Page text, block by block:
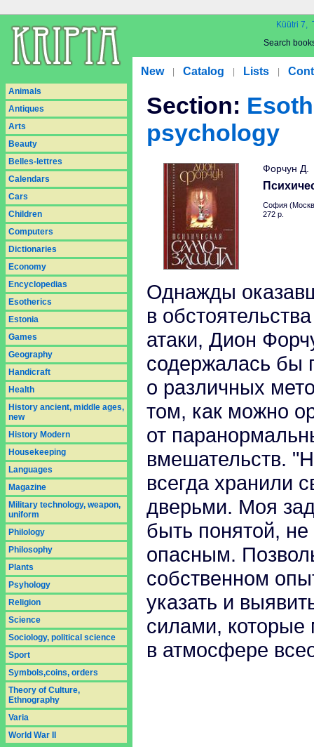
Küütri 7,
Search
New Catalog Lists
Animals
Antiques
Arts
Beauty
Belles-lettres
Calendars
Cars
Children
Computers
Dictionaries
Economy
Encyclopedias
Esotherics
Estonia
Games
Geography
Handicraft
Health
History ancient, middle ages,
new
History Modern
Housekeeping
Languages
Magazine
Military technology, weapon,
uniform
Philology
Philosophy
Plants
Psyhology
Religion
Science
Sociology, political science
Sport
Symbols,coins, orders
Theory of Culture,
Ethnography
Varia
World War II
Section:
psychology
Форчун Д.
София
272 p.
Однажды
в
атаки, Дион
содержалась бы
о различных
том, как можно
от
вмешательств.
всегда хранили
дверьми. Моя
быть понятой,
опасным.
собственном
указать и
силами, которые
в атмосфере